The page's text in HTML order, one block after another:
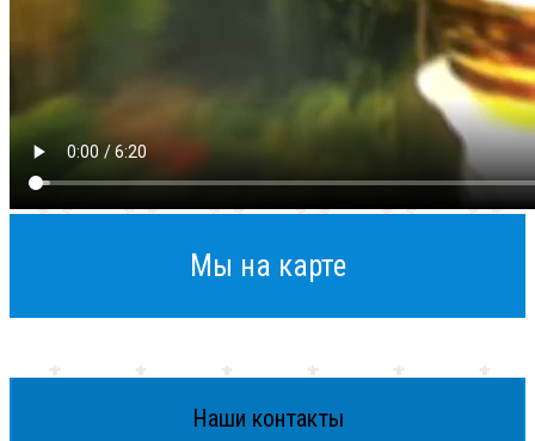
Мы на карте
Наши контакты